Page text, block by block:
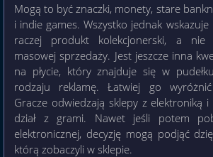
Mogą to być znaczki, monety, stare
i indie games. Wszystko jednak
raczej produkt kolekcjonerski, a nie
masowej sprzedaży. Jest jeszcze inna
na płycie, który znajduje się w
rodzaju reklamę. Łatwiej go
Gracze odwiedzają sklepy z elektroniką
dział z grami. Nawet jeśli potem
elektronicznej, decyzję mogą podjąć
którą zobaczyli w sklepie.